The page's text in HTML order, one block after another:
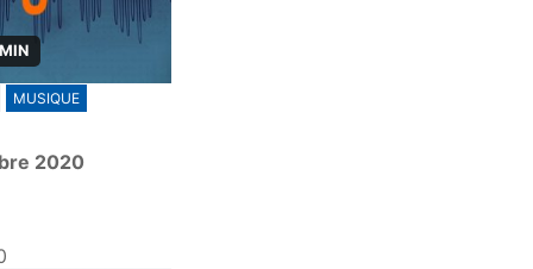
MUSIQUE
2020